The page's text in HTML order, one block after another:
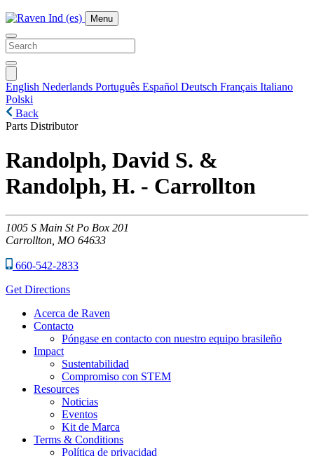
Menu
English Nederlands Português Español Deutsch Français Italiano
Polski
Back
Parts Distributor
Randolph, David S. &
Randolph, H. - Carrollton
1005 S Main St Po Box 201
Carrollton, MO 64633
660-542-2833
Get Directions
Acerca de Raven
Contacto
Póngase en contacto con nuestro equipo brasileño
Impact
Sustentabilidad
Compromiso con STEM
Resources
Noticias
Eventos
Kit de Marca
Terms & Conditions
Política de privacidad